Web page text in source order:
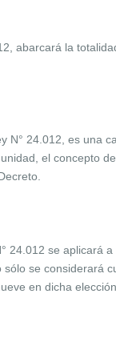
abarcará la
N° 24.012, es una
el concepto
24.012 se aplicará a
se considerará
en dicha elección.